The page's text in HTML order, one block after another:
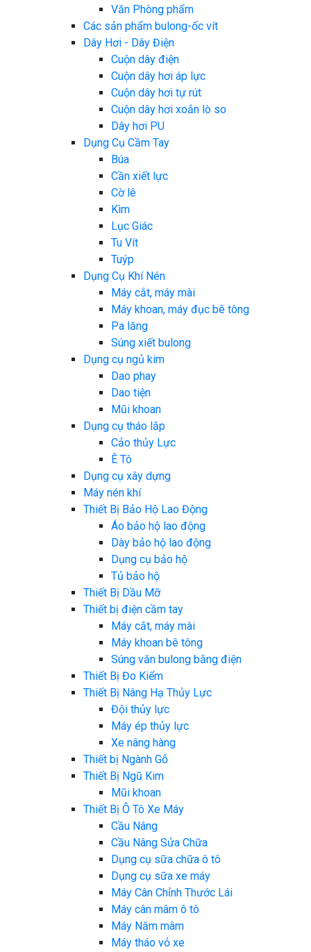
Văn Phòng phẩm
Các sản phẩm bulong-ốc vít
Dây Hơi - Dây Điện
Cuộn dây điện
Cuộn dây hơi áp lực
Cuộn dây hơi tự rút
Cuộn dây hơi xoắn lò so
Dây hơi PU
Dụng Cụ Cầm Tay
Búa
Cần xiết lực
Cờ lê
Kìm
Lục Giác
Tu Vít
Tuýp
Dụng Cụ Khí Nén
Máy cắt, máy mài
Máy khoan, máy đục bê tông
Pa lăng
Súng xiết bulong
Dụng cụ ngủ kim
Dao phay
Dao tiện
Mũi khoan
Dụng cụ tháo lắp
Cảo thủy Lực
Ê Tô
Dụng cụ xây dựng
Máy nén khí
Thiết Bị Bảo Hộ Lao Động
Áo bảo hộ lao động
Dày bảo hộ lao động
Dụng cụ bảo hộ
Tủ bảo hộ
Thiết Bị Dầu Mỡ
Thiết bị điện cầm tay
Máy cắt, máy mài
Máy khoan bê tông
Súng văn bulong bằng điện
Thiết Bị Đo Kiểm
Thiết Bị Nâng Hạ Thủy Lực
Đội thủy lực
Máy ép thủy lực
Xe nâng hàng
Thiết bị Ngành Gỗ
Thiết Bị Ngũ Kim
Mũi khoan
Thiết Bị Ô Tô Xe Máy
Cầu Nâng
Cầu Nâng Sửa Chữa
Dụng cụ sữa chữa ô tô
Dụng cụ sữa xe máy
Máy Cân Chỉnh Thước Lái
Máy cân mâm ô tô
Máy Năm mâm
Máy tháo vỏ xe